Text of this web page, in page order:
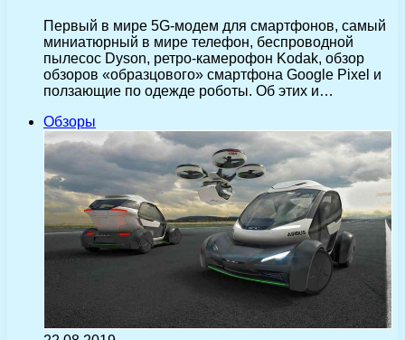
Первый в мире 5G-модем для смартфонов, самый
миниатюрный в мире телефон, беспроводной
пылесос Dyson, ретро-камерофон Kodak, обзор
обзоров «образцового» смартфона Google Pixel и
ползающие по одежде роботы. Об этих и…
Обзоры